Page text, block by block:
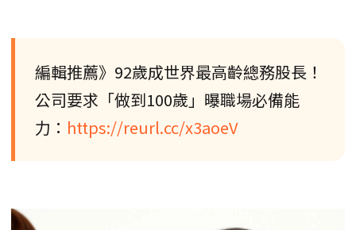
編輯推薦》92歲成世界最高齡總務股長！
公司要求「做到100歲」曝職場必備能
力： https://reurl.cc/x3aoeV